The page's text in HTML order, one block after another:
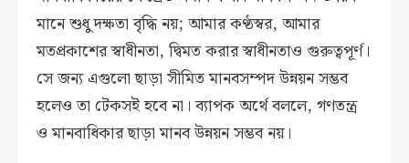
মানে শুধু দক্ষতা বৃদ্ধি নয়; আমার কণ্ঠস্বর, আমার
মতপ্রকাশের স্বাধীনতা, দ্বিমত করার স্বাধীনতাও গুরুত্বপূর্ণ।
সে জন্য এগুলো ছাড়া সীমিত মানবসম্পদ উন্নয়ন সম্ভব
হলেও তা টেকসই হবে না। ব্যাপক অর্থে বললে, গণতন্ত্র
ও মানবাধিকার ছাড়া মানব উন্নয়ন সম্ভব নয়।